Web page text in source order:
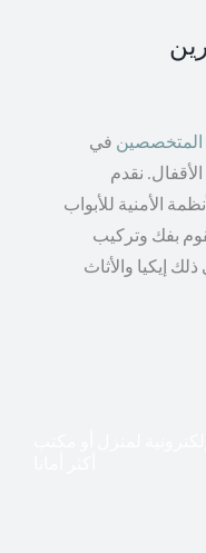
المتخصصين في
نقدم
الأمنية للأبواب
بفك وتركيب
إيكيا والأثاث